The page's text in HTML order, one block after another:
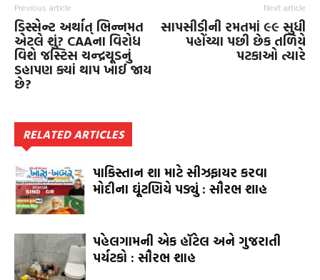
Previous article
ડિસ્સેન્ટ અર્થાત્‌ ભિન્નમત
એટલે શું? CAAના વિરોધ
વિશે જસ્ટિસ ચન્દ્રચૂડનું
ડહાપણ ક્યાં થાપ ખાઈ જાય
છે?
Next article
સાપસીડીની રમતમાં ૯૯ સુધી
પહોંચ્યા પછી છેક તળિયે
પટકાઓ ત્યારે
RELATED ARTICLES
પાકિસ્તાન શા માટે સીઝફાયર કરવા
મોદીના ઘૂંટણિયે પડ્યું : સૌરભ શાહ
પહેલગામની એક હૉટેલ અને ગુજરાતી
પર્યટકો : સૌરભ શાહ